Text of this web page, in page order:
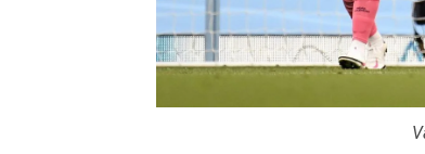
Varane en su partido